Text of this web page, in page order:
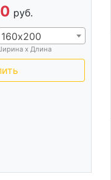
руб.
160х200
х Длина